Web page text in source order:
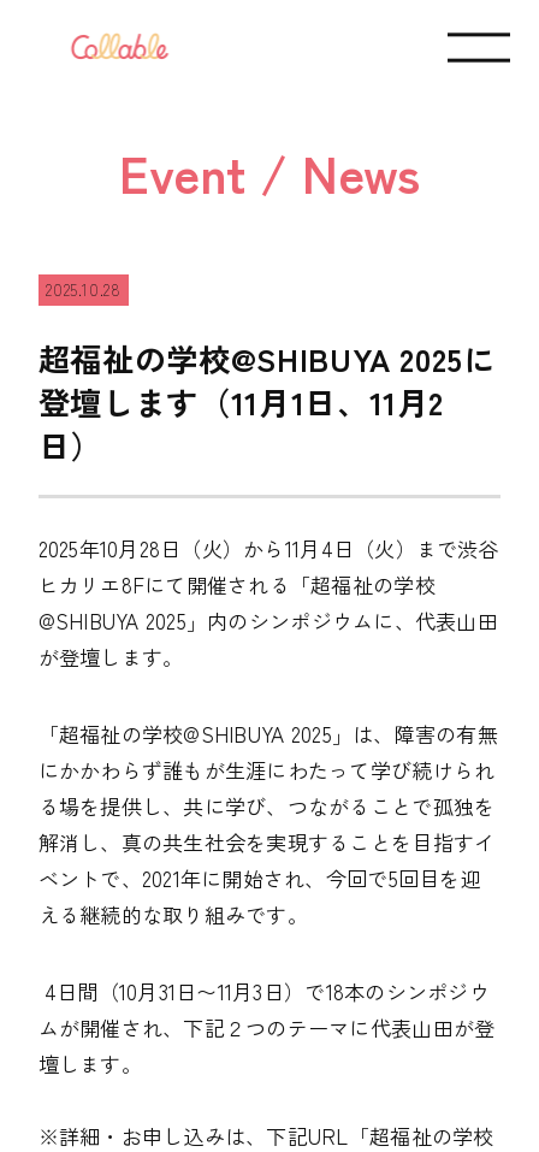
Event / News
2025.10.28
超福祉の学校@SHIBUYA 2025に
登壇します（11月1日、11月2
日）
2025年10月28日（火）から11月4日（火）まで渋谷
ヒカリエ8Fにて開催される「超福祉の学校
@SHIBUYA 2025」内のシンポジウムに、代表山田
が登壇します。
「超福祉の学校@SHIBUYA 2025」は、障害の有無
にかかわらず誰もが生涯にわたって学び続けられ
る場を提供し、共に学び、つながることで孤独を
解消し、真の共生社会を実現することを目指すイ
ベントで、2021年に開始され、今回で5回目を迎
える継続的な取り組みです。
4日間（10月31日〜11月3日）で18本のシンポジウ
ムが開催され、下記２つのテーマに代表山田が登
壇します。
※詳細・お申し込みは、下記URL「超福祉の学校